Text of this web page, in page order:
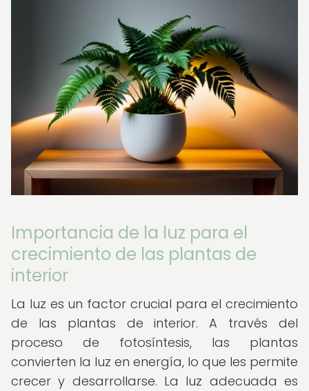
Importancia de la luz para el
crecimiento de las plantas de
interior
La luz es un factor crucial para el crecimiento
de las plantas de interior. A través del
proceso de fotosíntesis, las plantas
convierten la luz en energía, lo que les permite
crecer y desarrollarse. La luz adecuada es